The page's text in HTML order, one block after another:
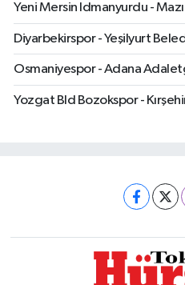
Yeni Mersin Idmanyurdu -
Diyarbekirspor - Yeşilyurt
Osmaniyespor - Adana
Yozgat Bld Bozokspor -